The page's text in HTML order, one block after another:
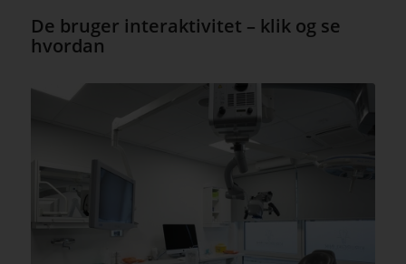
De bruger interaktivitet – klik og se
hvordan